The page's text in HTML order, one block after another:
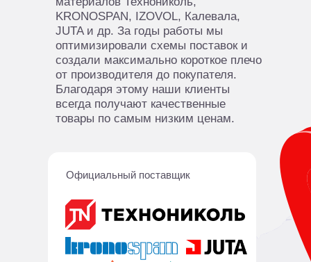
Официальный поставщик
KRONOSPAN, IZOVOL, Калевала,
JUTA и др. За годы работы мы
оптимизировали схемы поставок и
создали максимально короткое плечо
от производителя до покупателя.
Благодаря этому наши клиенты
всегда получают качественные
товары по самым низким ценам.